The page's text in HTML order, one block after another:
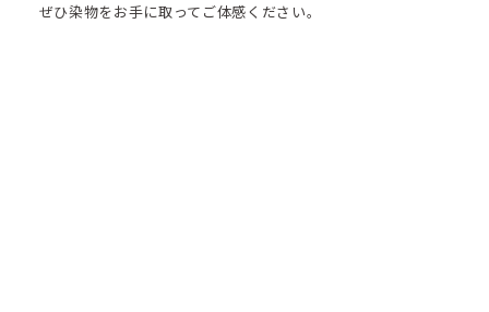
ぜひ染物をお手に取ってご体感ください。